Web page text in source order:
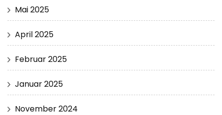
Mai 2025
April 2025
Februar 2025
Januar 2025
November 2024